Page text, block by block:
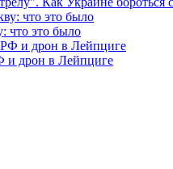
что это было
и дрон в Лейпциге